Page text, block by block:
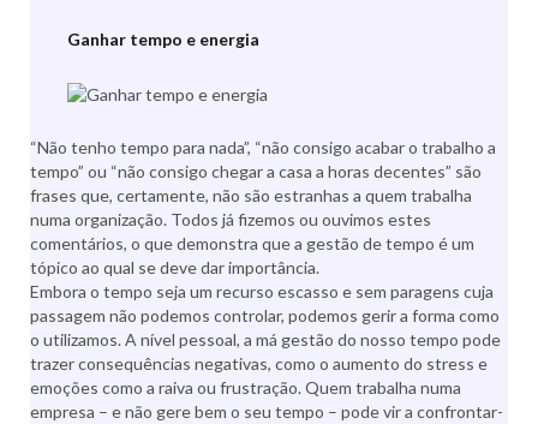
Ganhar tempo e energia
“Não tenho tempo para nada”, “não consigo acabar o trabalho a
tempo” ou “não consigo chegar a casa a horas decentes” são
frases que, certamente, não são estranhas a quem trabalha
numa organização. Todos já fizemos ou ouvimos estes
comentários, o que demonstra que a gestão de tempo é um
tópico ao qual se deve dar importância.
Embora o tempo seja um recurso escasso e sem paragens cuja
passagem não podemos controlar, podemos gerir a forma como
o utilizamos. A nível pessoal, a má gestão do nosso tempo pode
trazer consequências negativas, como o aumento do stress e
emoções como a raiva ou frustração. Quem trabalha numa
empresa – e não gere bem o seu tempo – pode vir a confrontar-